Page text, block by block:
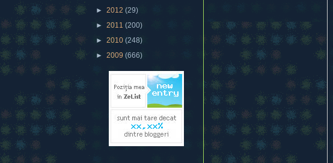
► 2012 (29)
► 2011 (200)
► 2010 (248)
► 2009 (666)